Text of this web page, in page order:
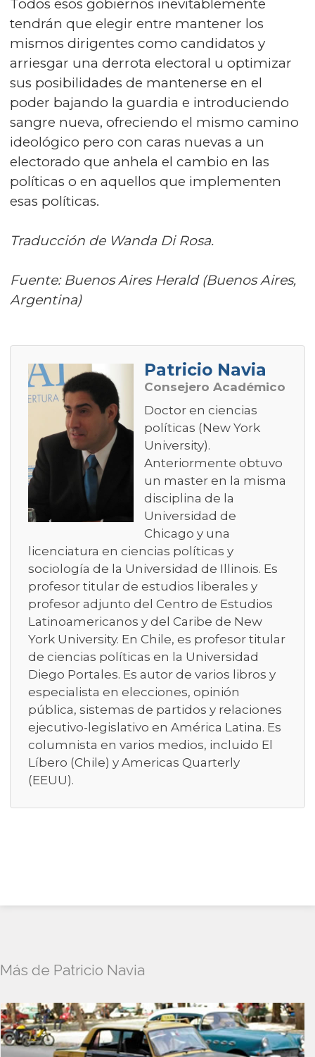
Todos esos gobiernos inevitablemente
tendrán que elegir entre mantener los
mismos dirigentes como candidatos y
arriesgar una derrota electoral u optimizar
sus posibilidades de mantenerse en el
poder bajando la guardia e introduciendo
sangre nueva, ofreciendo el mismo camino
ideológico pero con caras nuevas a un
electorado que anhela el cambio en las
políticas o en aquellos que implementen
esas políticas.
Traducción de Wanda Di Rosa.
Fuente: Buenos Aires Herald (Buenos Aires,
Argentina)
Patricio Navia
Consejero Académico
Doctor en ciencias
políticas (New York
University).
Anteriormente obtuvo
un master en la misma
disciplina de la
Universidad de
Chicago y una
licenciatura en ciencias políticas y
sociología de la Universidad de Illinois. Es
profesor titular de estudios liberales y
profesor adjunto del Centro de Estudios
Latinoamericanos y del Caribe de New
York University. En Chile, es profesor titular
de ciencias políticas en la Universidad
Diego Portales. Es autor de varios libros y
especialista en elecciones, opinión
pública, sistemas de partidos y relaciones
ejecutivo-legislativo en América Latina. Es
columnista en varios medios, incluido El
Líbero (Chile) y Americas Quarterly
(EEUU).
Más de Patricio Navia